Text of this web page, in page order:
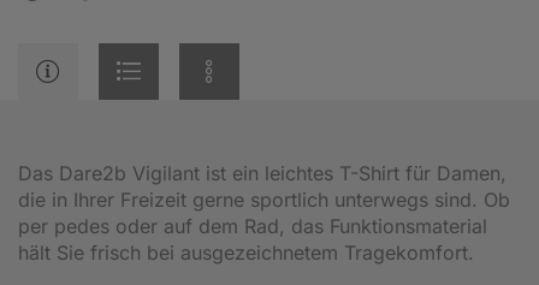
Das Dare2b Vigilant ist ein leichtes T-Shirt für Damen,
die in Ihrer Freizeit gerne sportlich unterwegs sind. Ob
per pedes oder auf dem Rad, das Funktionsmaterial
hält Sie frisch bei ausgezeichnetem Tragekomfort.